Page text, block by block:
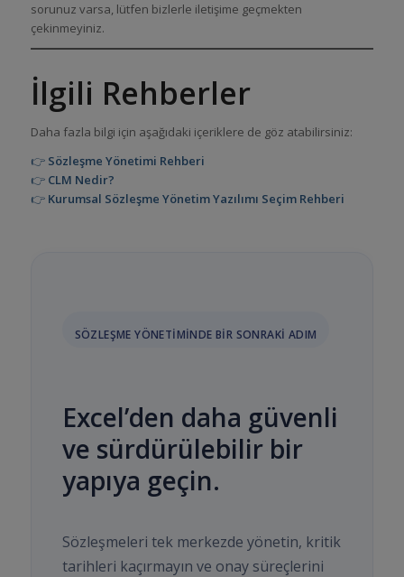
sorunuz varsa, lütfen bizlerle iletişime geçmekten
çekinmeyiniz.
İlgili Rehberler
Daha fazla bilgi için aşağıdaki içeriklere de göz atabilirsiniz:
👉 Sözleşme Yönetimi Rehberi
👉 CLM Nedir?
👉 Kurumsal Sözleşme Yönetim Yazılımı Seçim Rehberi
SÖZLEŞME YÖNETIMINDE BIR SONRAKI ADIM
Excel’den daha güvenli
ve sürdürülebilir bir
yapıya geçin.
Sözleşmeleri tek merkezde yönetin, kritik
tarihleri kaçırmayın ve onay süreçlerini